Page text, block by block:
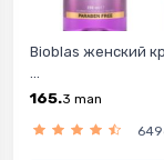
Bioblas женский
165.3 man